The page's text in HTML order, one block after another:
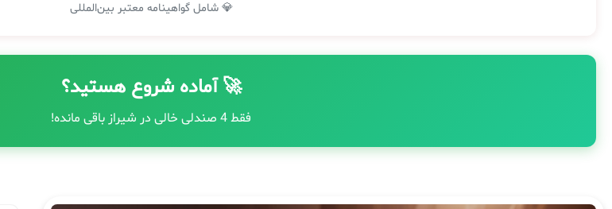
💎 شامل گواهینامه معتبر بین‌المللی
🚀 آماده شروع هستید؟
فقط 4 صندلی خالی در شیراز باقی مانده!